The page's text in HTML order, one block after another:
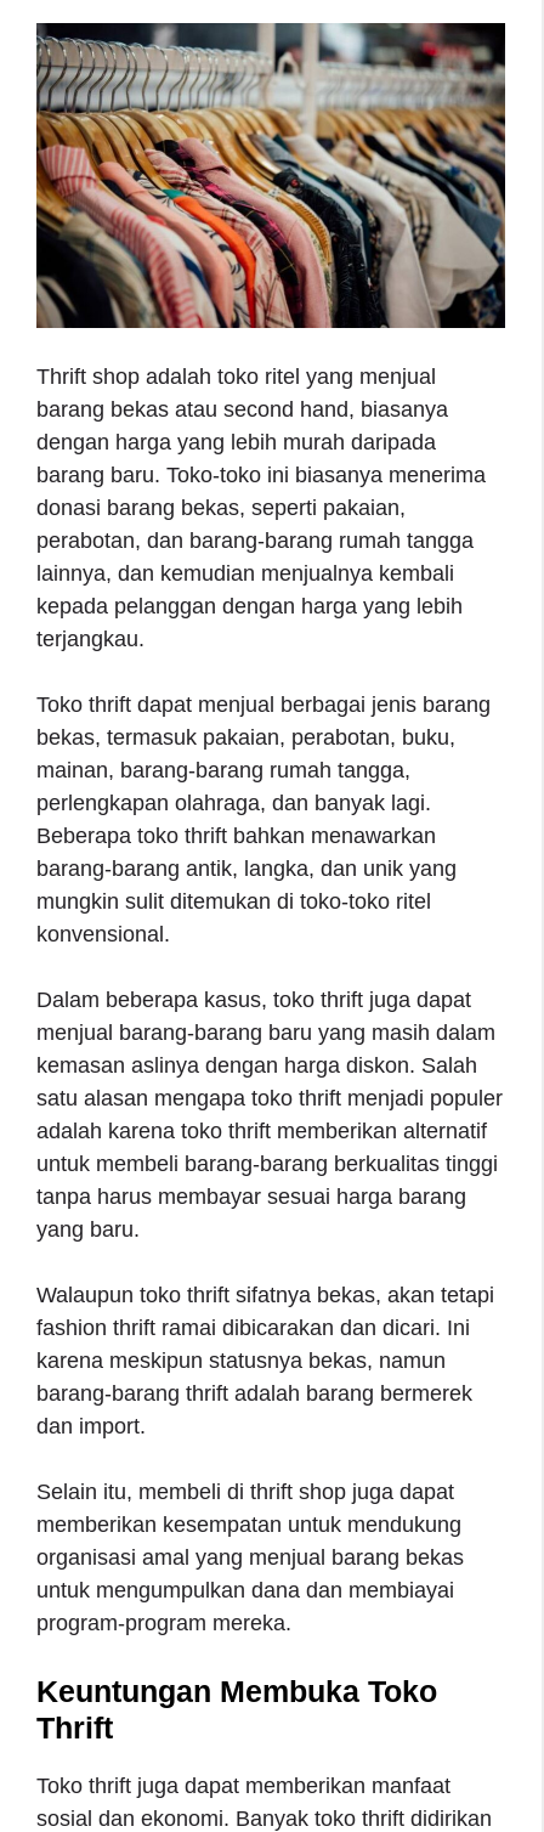
Thrift shop adalah toko ritel yang menjual
barang bekas atau second hand, biasanya
dengan harga yang lebih murah daripada
barang baru. Toko-toko ini biasanya menerima
donasi barang bekas, seperti pakaian,
perabotan, dan barang-barang rumah tangga
lainnya, dan kemudian menjualnya kembali
kepada pelanggan dengan harga yang lebih
terjangkau.
Toko thrift dapat menjual berbagai jenis barang
bekas, termasuk pakaian, perabotan, buku,
mainan, barang-barang rumah tangga,
perlengkapan olahraga, dan banyak lagi.
Beberapa toko thrift bahkan menawarkan
barang-barang antik, langka, dan unik yang
mungkin sulit ditemukan di toko-toko ritel
konvensional.
Dalam beberapa kasus, toko thrift juga dapat
menjual barang-barang baru yang masih dalam
kemasan aslinya dengan harga diskon. Salah
satu alasan mengapa toko thrift menjadi populer
adalah karena toko thrift memberikan alternatif
untuk membeli barang-barang berkualitas tinggi
tanpa harus membayar sesuai harga barang
yang baru.
Walaupun toko thrift sifatnya bekas, akan tetapi
fashion thrift ramai dibicarakan dan dicari. Ini
karena meskipun statusnya bekas, namun
barang-barang thrift adalah barang bermerek
dan import.
Selain itu, membeli di thrift shop juga dapat
memberikan kesempatan untuk mendukung
organisasi amal yang menjual barang bekas
untuk mengumpulkan dana dan membiayai
program-program mereka.
Keuntungan Membuka Toko
Thrift
Toko thrift juga dapat memberikan manfaat
sosial dan ekonomi. Banyak toko thrift didirikan